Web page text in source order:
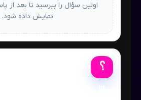
اولین سؤال را بپرسید تا بعد از
نمایش داده شود.
؟